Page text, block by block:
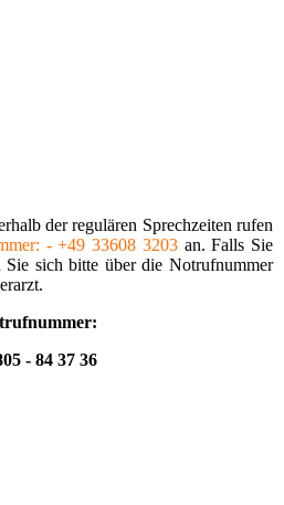
der regu­lären Sprechzeiten rufen
- +49 33608 3203 an. Falls Sie
Sie sich bitte über die Notrufnummer
- 84 37 36